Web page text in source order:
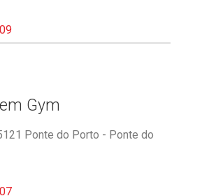
Gym
Ponte do Porto - Ponte do